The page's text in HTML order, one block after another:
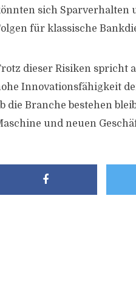
sich Sparverhalten
für klassische
dieser Risiken spricht
Innovationsfähigkeit
die Branche bestehen
und neuen